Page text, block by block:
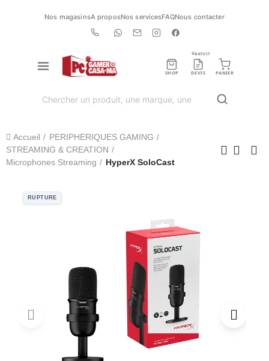
Nos magasinsA proposNos servicesFAQNous contacter
SHOP DEVIS
GRATUIT
PANIER
Accueil
PERIPHERIQUES GAMING
STREAMING & CREATION
Microphones Streaming
HyperX SoloCast
RUPTURE